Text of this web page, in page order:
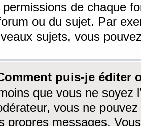
de chaque
ou du sujet. Par
sujets, vous
puis-je éditer
que vous ne soyez
vous ne
propres messages.